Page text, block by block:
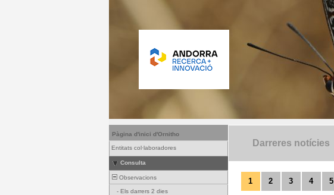
Pàgina d'inici d'Ornitho
Entitats col·laboradores
Consulta
Observacions
- Els darrers 2 dies
Darreres notícies
1 2 3 4 5